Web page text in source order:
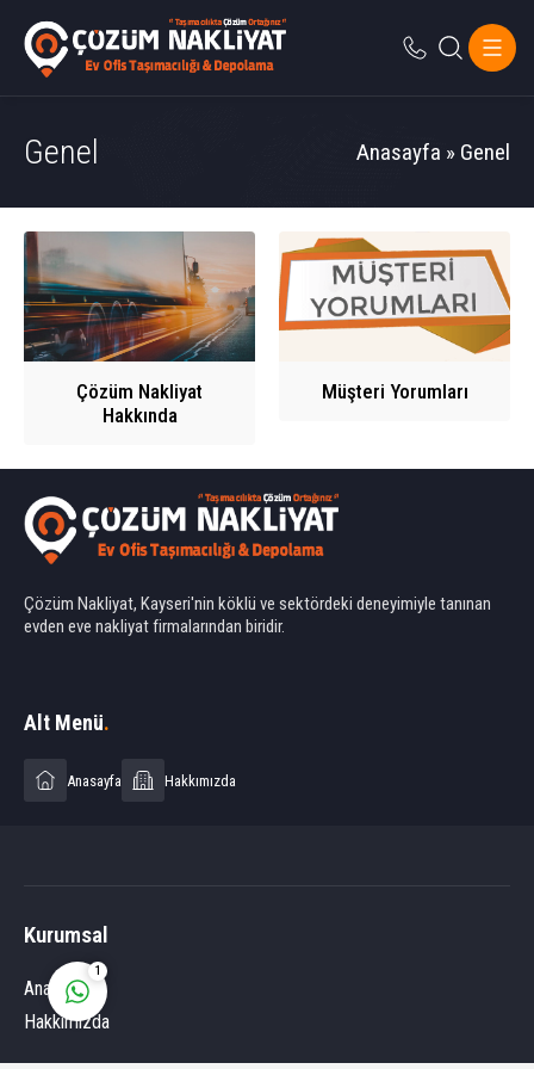
Genel Anasayfa » Genel
Çözüm Nakliyat
Hakkında
Müşteri Yorumları
Çözüm Nakliyat, Kayseri'nin köklü ve sektördeki deneyimiyle tanınan
evden eve nakliyat firmalarından biridir.
Alt Menü.
Anasayfa Hakkımızda
Kurumsal
Anasayfa
Hakkımızda
1